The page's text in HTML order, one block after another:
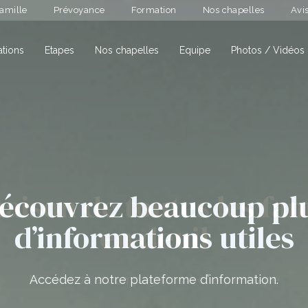
Prévoyance Formation Nos chapelles
Etapes Nos chapelles Equipe Photos / Vidéos
de toutes les
en deuil
Nous vous accompagnons à chaque étape
beaucoup
d’informations utiles
Accédez à notre plateforme d’information.